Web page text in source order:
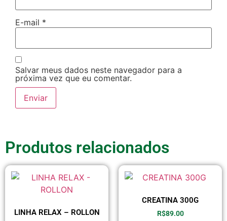
E-mail *
Salvar meus dados neste navegador para a
próxima vez que eu comentar.
Produtos relacionados
LINHA RELAX – ROLLON
CREATINA 300G
R$89.00